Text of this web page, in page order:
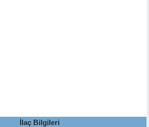
İlaç Bilgileri